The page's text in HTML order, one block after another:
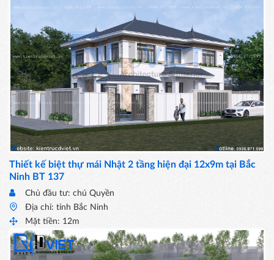
Thiết kế biệt thự mái Nhật 2 tầng hiện đại 12x9m tại Bắc
Ninh BT 137
Chủ đầu tư: chú Quyền
Địa chỉ: tỉnh Bắc Ninh
Mặt tiền: 12m